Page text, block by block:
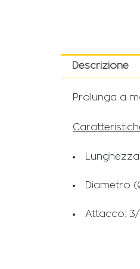
Descrizione
Prolunga a
Diametro
Attacco: 3/